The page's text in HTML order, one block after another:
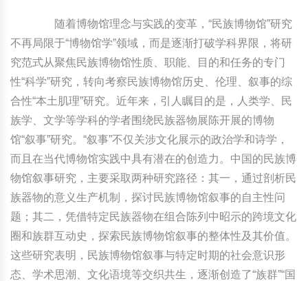
随着博物馆理念与实践的变革，“民族博物馆”研究
不再局限于“博物馆学”领域，而是逐渐打破学科界限，将研
究范式从聚焦民族博物馆性质、职能、目的和任务的专门
性“科学”研究，转向考察民族博物馆历史、伦理、叙事的综
合性“本土肌理”研究。近年来，引人瞩目的是，人类学、民
族学、文学等学科的学者围绕民族器物展陈开展的博物
馆“叙事”研究。“叙事”不仅关涉文化展示的政治学和诗学，
而且在当代博物馆实践中具有潜在的创造力。中国的民族博
物馆叙事研究，主要采取两种研究路径：其一，通过剖析民
族器物的意义生产机制，探讨民族博物馆叙事的自主性问
题；其二，凭借特定民族器物在组合陈列中昭示的跨境文化
圈和族群互动史，探索民族博物馆叙事的整体性及其价值。
这些研究表明，民族博物馆叙事与特定时期的社会意识形
态、学术思潮、文化语境等交织共生，逐渐创造了“族群”“国